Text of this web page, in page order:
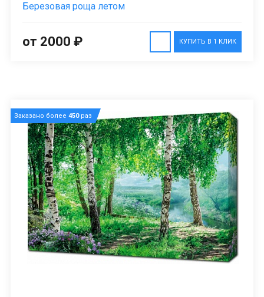
Березовая роща летом
КУПИТЬ В 1 КЛИК
от 2000 ₽
Заказано более 450раз